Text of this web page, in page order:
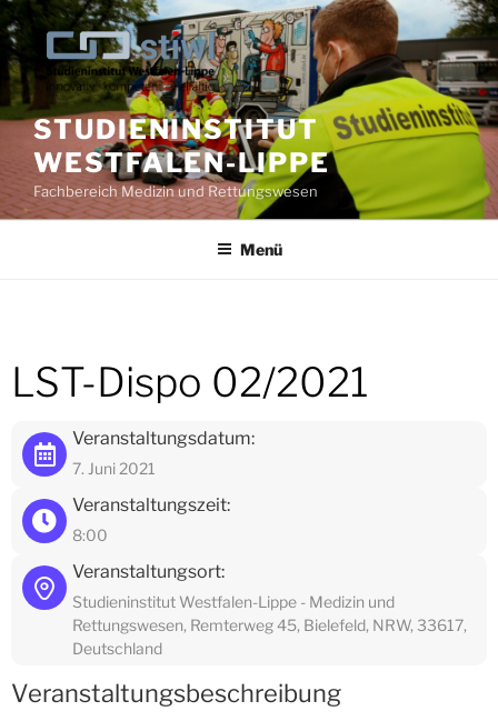
Zum
Inhalt
springen
STUDIENINSTITUT
WESTFALEN-LIPPE
Fachbereich Medizin und Rettungswesen
Menü
LST-Dispo 02/2021
Veranstaltungsdatum:
7. Juni 2021
Veranstaltungszeit:
8:00
Veranstaltungsort:
Studieninstitut Westfalen-Lippe - Medizin und
Rettungswesen, Remterweg 45, Bielefeld, NRW, 33617,
Deutschland
Veranstaltungsbeschreibung